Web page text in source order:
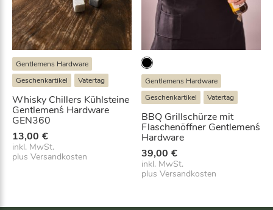
Gentlemens Hardware
Geschenkartikel
Vatertag
Whisky Chillers Kühlsteine
Gentlemen´s Hardware
GEN360
13,00 €
inkl. MwSt.
plus Versandkosten
Gentlemens Hardware
Geschenkartikel
Vatertag
BBQ Grillschürze mit
Flaschenöffner Gentlemen´s
Hardware
39,00 €
inkl. MwSt.
plusVersandkosten